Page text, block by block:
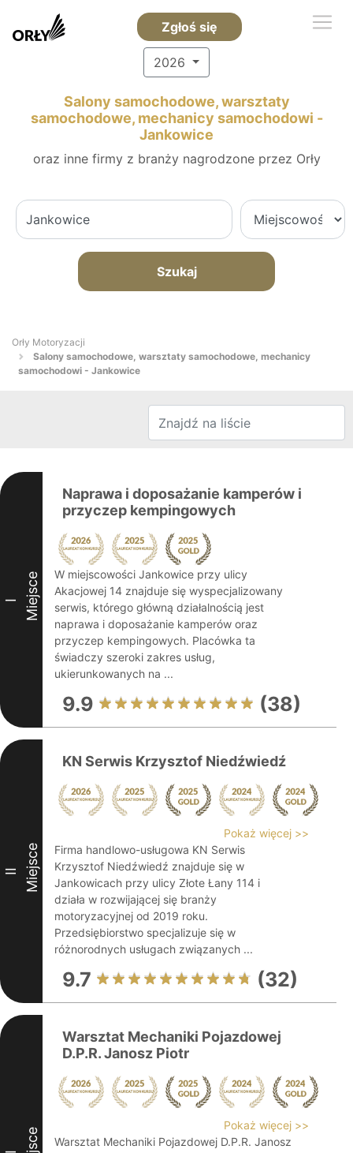
Zgłoś się
2026
Salony samochodowe, warsztaty
samochodowe, mechanicy samochodowi -
Jankowice
oraz inne firmy z branży nagrodzone przez Orły
Szukaj
Orły Motoryzacji
Salony samochodowe, warsztaty samochodowe, mechanicy
samochodowi - Jankowice
I Miejsce
Naprawa i doposażanie kamperów i
przyczep kempingowych
W miejscowości Jankowice przy ulicy
Akacjowej 14 znajduje się wyspecjalizowany
serwis, którego główną działalnością jest
naprawa i doposażanie kamperów oraz
przyczep kempingowych. Placówka ta
świadczy szeroki zakres usług,
ukierunkowanych na ...
9.9 (38)
II Miejsce
KN Serwis Krzysztof Niedźwiedź
Pokaż więcej >>
Firma handlowo-usługowa KN Serwis
Krzysztof Niedźwiedź znajduje się w
Jankowicach przy ulicy Złote Łany 114 i
działa w rozwijającej się branży
motoryzacyjnej od 2019 roku.
Przedsiębiorstwo specjalizuje się w
różnorodnych usługach związanych ...
9.7 (32)
Warsztat Mechaniki Pojazdowej
D.P.R. Janosz Piotr
Pokaż więcej >>
Warsztat Mechaniki Pojazdowej D.P.R. Janosz